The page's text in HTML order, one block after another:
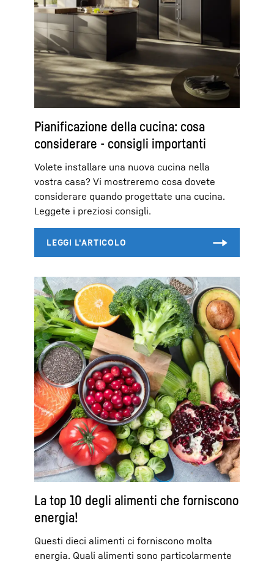
Pianificazione della cucina: cosa
considerare - consigli importanti
Volete installare una nuova cucina nella
vostra casa? Vi mostreremo cosa dovete
considerare quando progettate una cucina.
Leggete i preziosi consigli.
La top 10 degli alimenti che forniscono
energia!
Questi dieci alimenti ci forniscono molta
energia. Quali alimenti sono particolarmente